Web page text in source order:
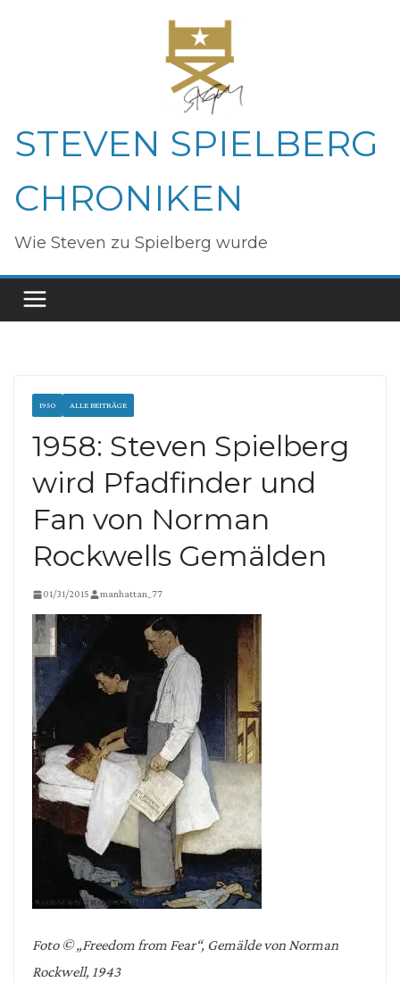
STEVEN SPIELBERG
CHRONIKEN
Wie Steven zu Spielberg wurde
1950 ALLE BEITRÄGE
1958: Steven Spielberg
wird Pfadfinder und
Fan von Norman
Rockwells Gemälden
01/31/2015 manhattan_77
Foto © „Freedom from Fear“, Gemälde von Norman
Rockwell, 1943